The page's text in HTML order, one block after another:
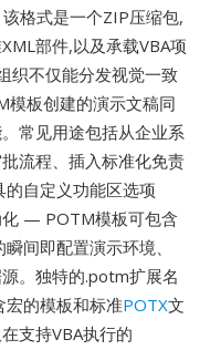
格式是一个ZIP压缩包,
部件,以及承载VBA项
织不仅能分发视觉一致
模板创建的演示文稿同
常见用途包括从企业系
流程、插入标准化免责
自定义功能区选项
化 — POTM模板可包含
间即配置演示环境、
。独特的.potm扩展名
宏的模板和标准POTX文
支持VBA执行的